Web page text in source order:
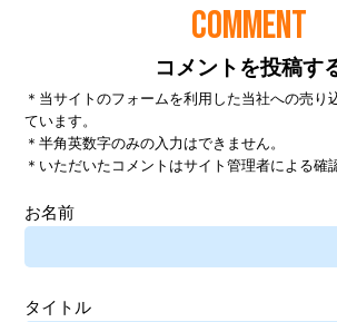
COMMENT
コメントを投稿す
＊当サイトのフォームを利用した当社への売り
ています。
＊半角英数字のみの入力はできません。
＊いただいたコメントはサイト管理者による確
お名前
タイトル